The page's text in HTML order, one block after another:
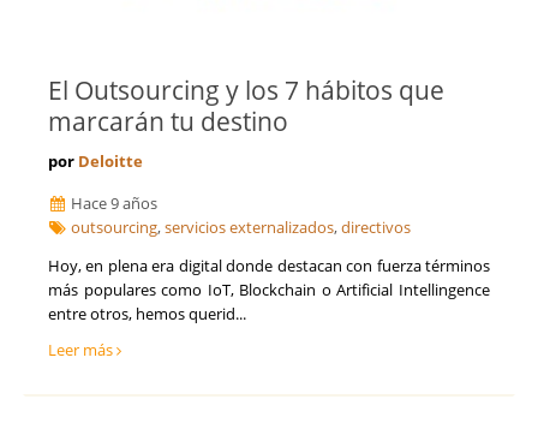
El Outsourcing y los 7 hábitos que
marcarán tu destino
por Deloitte
Hace 9 años
outsourcing,servicios externalizados,directivos
Hoy, en plena era digital donde destacan con fuerza términos
más populares como IoT, Blockchain o Artificial Intellingence
entre otros, hemos querid...
Leer más